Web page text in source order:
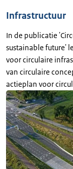
Infrastructuur
In de publicatie
sustainable future'
voor circulaire
van circulaire
actieplan voor